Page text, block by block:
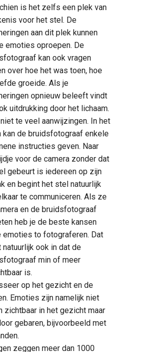
is het zelfs een plek van
voor het stel. De
aan dit plek kunnen
emoties oproepen. De
kan ook vragen
over hoe het was toen, hoe
groeide. Als je
opnieuw beleeft vindt
uitdrukking door het lichaam.
te veel aanwijzingen. In het
kan de bruidsfotograaf enkele
instructies geven. Naar
voor de camera zonder dat
gebeurt is iedereen op zijn
en begint het stel natuurlijk
te communiceren. Als ze
en de bruidsfotograaf
heb je de beste kansen
emoties to fotograferen. Dat
natuurlijk ook in dat de
min of meer
is.
op het gezicht en de
Emoties zijn namelijk niet
zichtbaar in het gezicht maar
gebaren, bijvoorbeeld met
zeggen meer dan 1000